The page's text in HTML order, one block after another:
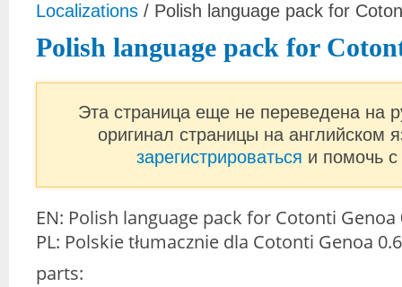
Localizations / Polish language pack for
Polish language pack for
Эта страница еще не переведена на
оригинал страницы на английском
зарегистрироваться и помочь
EN: Polish language pack for Cotonti Genoa
PL: Polskie tłumacznie dla Cotonti Genoa
parts: